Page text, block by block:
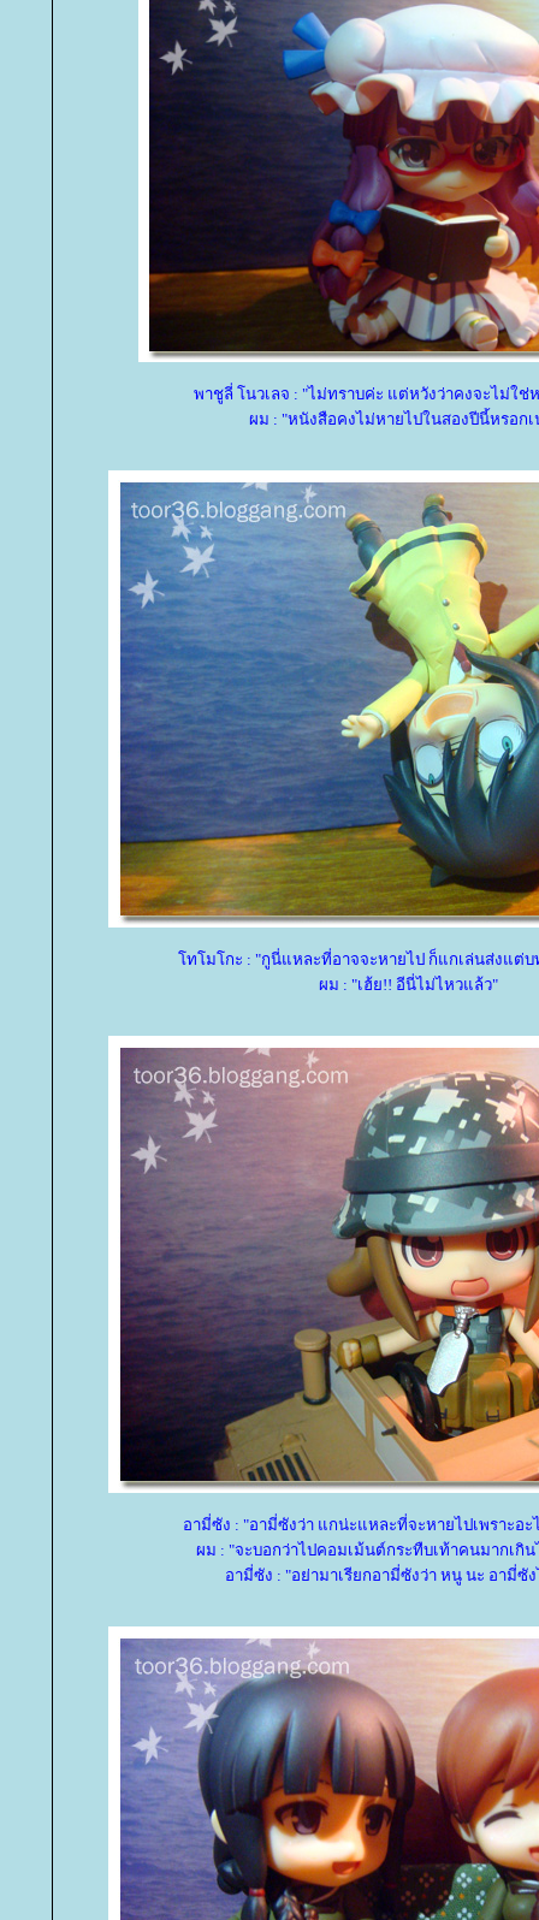
พาชูลี่ โนวเลจ : "ไม่ทราบค่ะ แต่หวังว่าคงจะไม่ใช่
ผม : "หนังสือคงไม่หายไปในสองปีนี้หรอกเ
ทโมโกะ : "กูนี่แหละที่อาจจะหายไป ก็แกเล่นส่งแต่บ
ผม : "เฮ้ย!! อีนี่ไม่ไหวแล้ว"
อามี่ซัง : "อามี่ซังว่า แกน่ะแหละที่จะหายไปเพราะอ
ผม : "จะบอกว่าไปคอมเม้นต์กระทืบเท้าคนมากเกิ
อามี่ซัง : "อย่ามาเรียกอามี่ซังว่า หนู นะ อามี่ซั